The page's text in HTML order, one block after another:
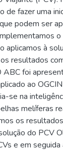
de fazer uma
podem ser
aplicamos à
resultados
ABC foi
ao
se na
melíferas
os
do PCV
e em seguida